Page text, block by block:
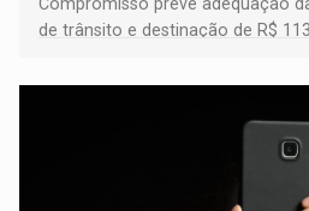
Compromisso prevê adequação
de trânsito e destinação de R$